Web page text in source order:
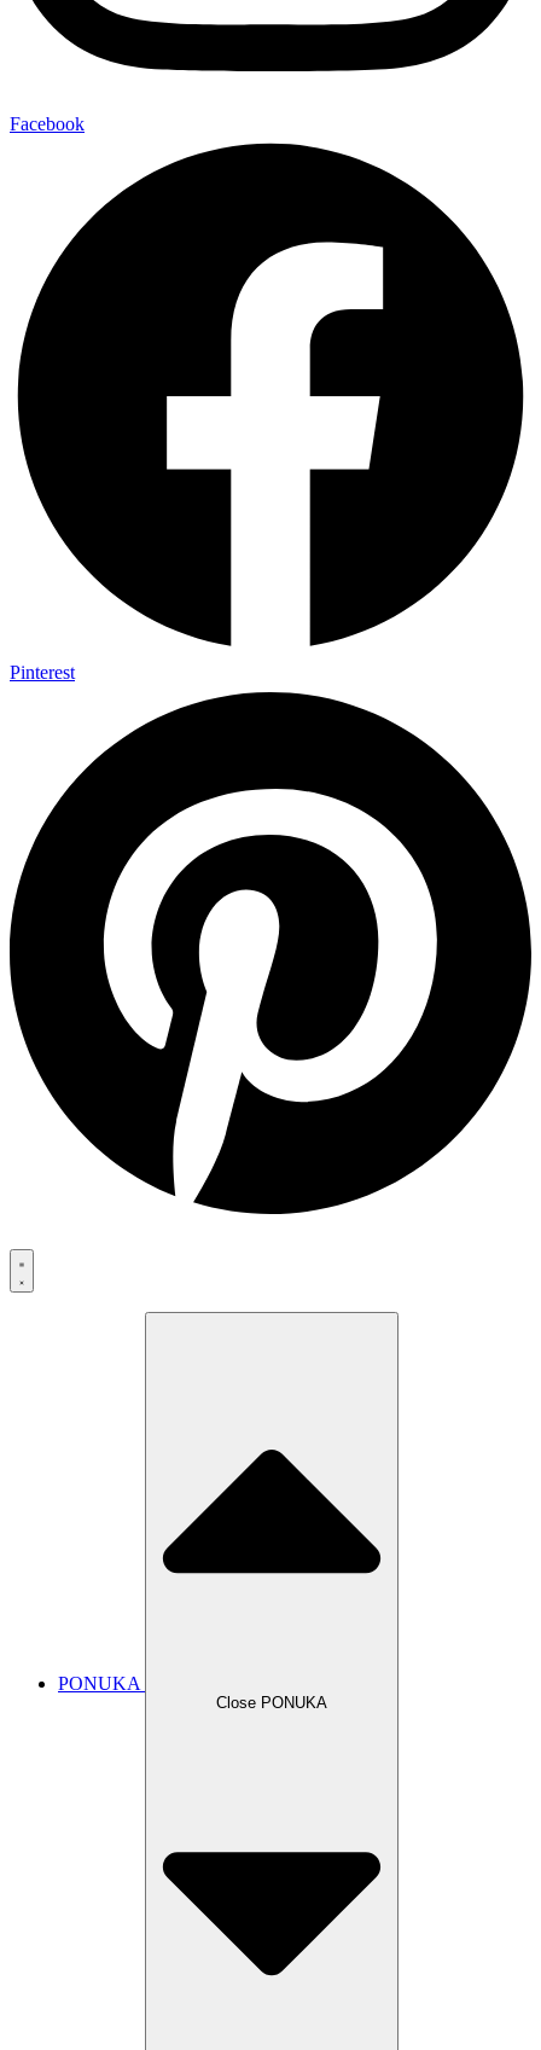
Facebook
Pinterest
PONUKA
Close PONUKA